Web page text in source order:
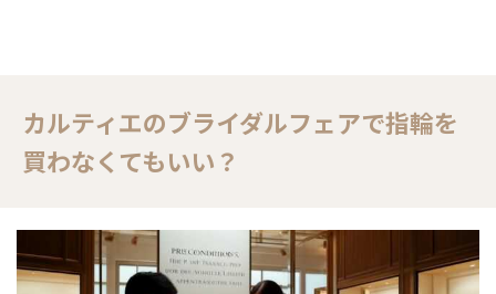
カルティエのブライダルフェアで指輪を
買わなくてもいい？